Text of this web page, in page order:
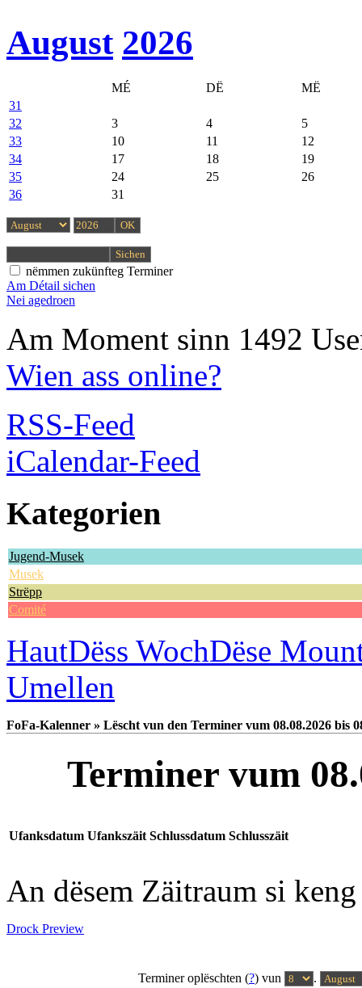
August 2026
MÉ DË
MË
31
32
3 4
5
33
10 11
12
34
17 18
19
35
24 25
26
36
31
nëmmen zukünfteg Terminer
Am Détail sichen
Nei agedroen
Am Moment sinn 1492
Wien ass online?
RSS-Feed
iCalendar-Feed
Kategorien
Jugend-Musek
Musek
Strëpp
Comité
HautDëss WochDëse
Umellen
FoFa-Kalenner » Lëscht vun den Terminer vum 08.08.2026 bis
Terminer vum
Ufanksdatum Ufankszäit Schlussdatum Schlusszäit
An dësem Zäitraum si
Drock Preview
Terminer oplëschten (?) vun .